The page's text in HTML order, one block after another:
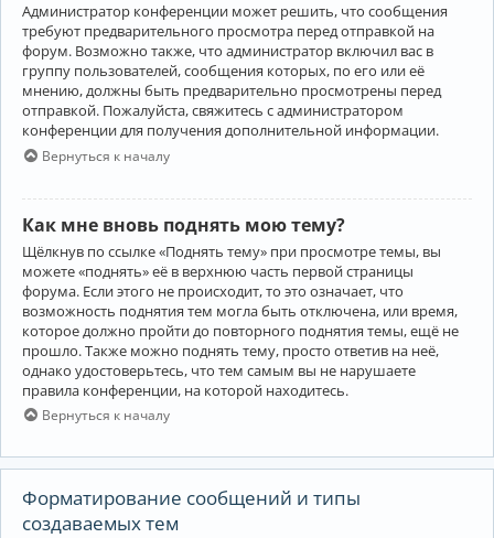
Администратор конференции может решить, что сообщения
требуют предварительного просмотра перед отправкой на
форум. Возможно также, что администратор включил вас в
группу пользователей, сообщения которых, по его или её
мнению, должны быть предварительно просмотрены перед
отправкой. Пожалуйста, свяжитесь с администратором
конференции для получения дополнительной информации.
Вернуться к началу
Как мне вновь поднять мою тему?
Щёлкнув по ссылке «Поднять тему» при просмотре темы, вы
можете «поднять» её в верхнюю часть первой страницы
форума. Если этого не происходит, то это означает, что
возможность поднятия тем могла быть отключена, или время,
которое должно пройти до повторного поднятия темы, ещё не
прошло. Также можно поднять тему, просто ответив на неё,
однако удостоверьтесь, что тем самым вы не нарушаете
правила конференции, на которой находитесь.
Вернуться к началу
Форматирование сообщений и типы
создаваемых тем